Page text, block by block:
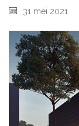
31 mei 2021